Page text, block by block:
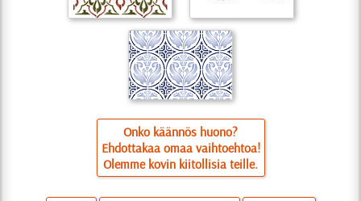
Onko käännös huono?
Ehdottakaa omaa vaihtoehtoa!
Olemme kovin kiitollisia teille.